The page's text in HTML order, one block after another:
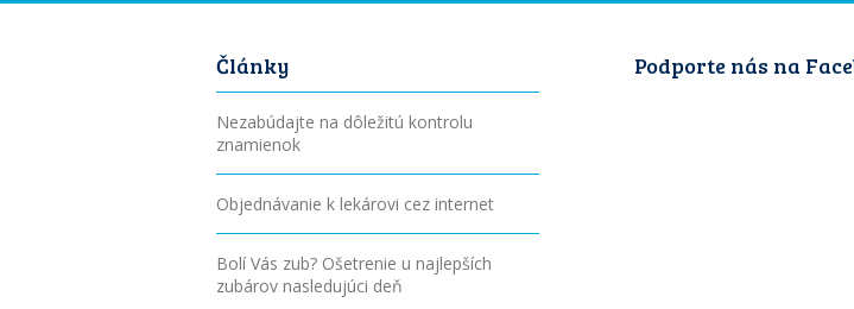
Články
Nezabúdajte na dôležitú kontrolu
znamienok
Objednávanie k lekárovi cez internet
Bolí Vás zub? Ošetrenie u najlepších
zubárov nasledujúci deň
Podporte nás na